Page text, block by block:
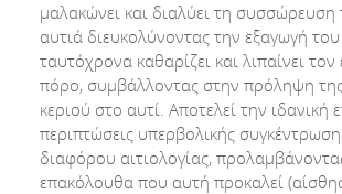
μαλακώνει και διαλύει τη συσσώρευση
αυτιά διευκολύνοντας την εξαγωγή
ταυτόχρονα καθαρίζει και λιπαίνει
πόρο, συμβάλλοντας στην πρόληψη
κεριού στο αυτί. Αποτελεί την ιδανική
περιπτώσεις υπερβολικής
διαφόρου αιτιολογίας,
επακόλουθα που αυτή προκαλεί